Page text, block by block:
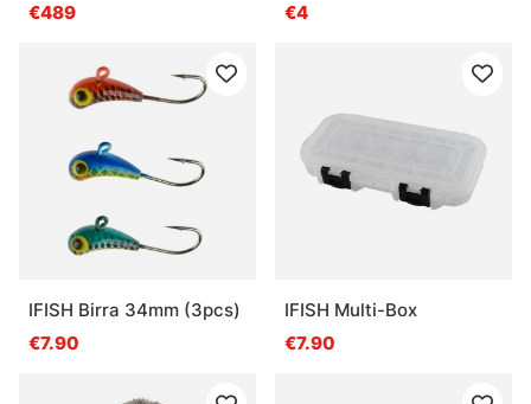
€489
€4
IFISH Birra 34mm (3pcs)
€7.90
IFISH Multi-Box
€7.90